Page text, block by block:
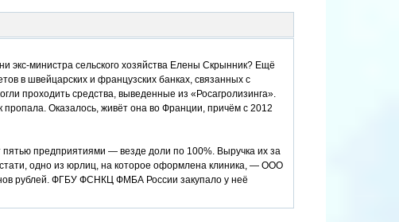
экс-министра сельского хозяйства Елены Скрынник? Ещё
в швейцарских и французских банках, связанных с
проходить средства, выведенные из «Росагролизинга».
Оказалось, живёт она во Франции, причём с 2012
предприятиями — везде доли по 100%. Выручка их за
одно из юрлиц, на которое оформлена клиника, — ООО
рублей. ФГБУ ФСНКЦ ФМБА России закупало у неё